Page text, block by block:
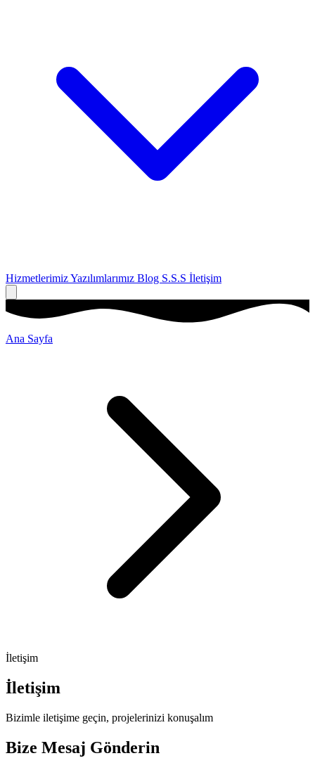
HizmetlerimizYazılımlarımız Blog S.S.S İletişim
Ana Sayfa
İletişim
İletişim
Bizimle iletişime geçin, projelerinizi konuşalım
Bize Mesaj Gönderin